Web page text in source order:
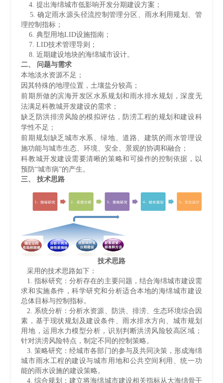
4. 提出海绵城市低影响开发分期建设方案；
5. 确定雨水源头径流控制管理分区、雨水利用规划、管
理控制指标；
6. 典型用地LID设施指南；
7. LID技术管理导则；
8. 近期建设地块的海绵城市设计。
二、 问题与需求
本地淡水资源不足；
因其特殊的地理位置，土壤盐分较高；
前期所做的滨海开发区水系规划和雨水排水规划，深度无
法满足科教城开发建设的需求；
缺乏防洪排涝风险的模拟评估，防涝工程的规划和建设科
学性不足；
前期规划缺乏城市水系、绿地、道路、建筑的雨水管理设
施功能与城市生态、环境、安全、景观的协调和融合；
科教城开发建设需要清晰的策略和可操作的控制依据，以
预防“城市病”的产生。
三、 技术思路
技术思路
采用的技术思路如下：
1. 指标研究：分析存在的主要问题，结合海绵城市建设需
求和实施条件，科学研究和分析适合本地的海绵城市建设
总体目标与控制指标。
2. 系统分析：分析水资源、防洪、排涝、生态环境综合因
素，基于现状规划及建设条件、雨水排水方向、城市规划
用地，运用水力模型分析，识别判断洪涝风险较高区域；
针对洪涝风险特点，制定不同的控制策略。
3. 策略研究：经城市各部门的参与及共同决策，形成海绵
城市雨水工程的建设与城市用地和公共空间利用、统一功
能的雨水设施的建设策略。
4. 综合规划：建立将海绵城市建设相关指标从大海绵骨干